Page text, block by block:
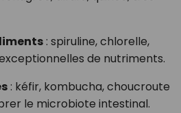
: spiruline, chlorelle,
de nutriments.
: kéfir, kombucha, choucroute
le microbiote intestinal.